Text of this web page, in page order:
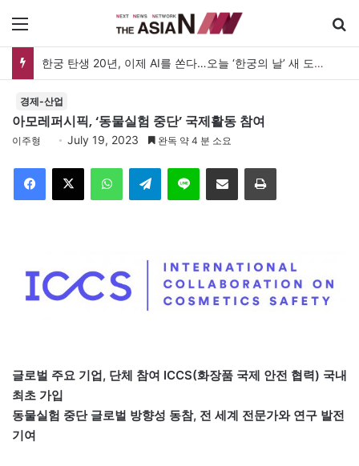
한궁 탄생 20년, 이제 AI를 쏜다…오늘 ‘한궁의 날’ 새 도약 선언
경제-산업
아모레퍼시픽, ‘동물실험 중단’ 국제활동 참여
이주형 July 19, 2023 완독 약 4 분 소요
Telegram 이메일
글로벌 주요 기업, 단체 참여 ICCS(화장품 국제 안전 협력) 국내
최초 가입
동물실험 중단 글로벌 방향성 동참, 전 세계 전문가와 연구 발전
기여